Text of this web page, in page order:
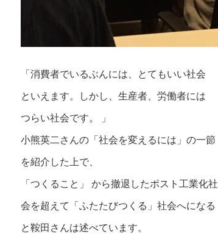
「消費者でいるぶんには、とてもいい社会
といえます。しかし、生産者、労働者には
つらい社会です。 」
小熊英二さんの「社会を変えるには」の一節
を紹介した上で、
「つくること」 から撤退したポスト工業化社
会を超えて「ふたたびつくる」社会へになる
と鞍田さんは述べています。